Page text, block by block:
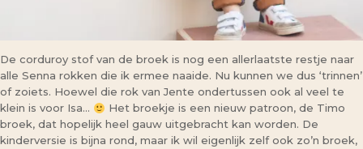
De corduroy stof van de broek is nog een allerlaatste restje naar
alle Senna rokken die ik ermee naaide. Nu kunnen we dus ‘trinnen’
of zoiets. Hoewel die rok van Jente ondertussen ook al veel te
klein is voor Isa…
Het broekje is een nieuw patroon, de Timo
broek, dat hopelijk heel gauw uitgebracht kan worden. De
kinderversie is bijna rond, maar ik wil eigenlijk zelf ook zo’n broek,